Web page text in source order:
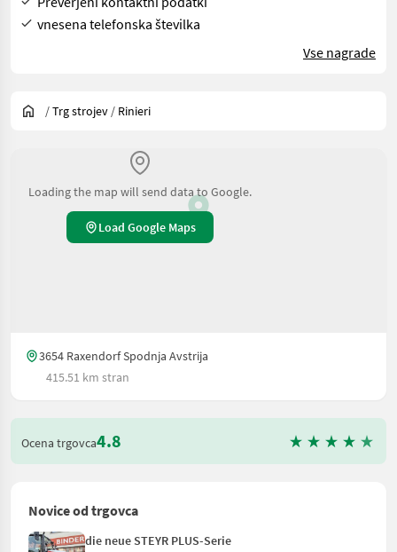
vnesena telefonska številka
Vse nagrade
/Trg strojev / Rinieri
Loading the map will send data to Google.
Load Google Maps
3654 Raxendorf Spodnja Avstrija
415.51 km stran
Ocena trgovca4.8
Novice od trgovca
die neue STEYR PLUS-Serie